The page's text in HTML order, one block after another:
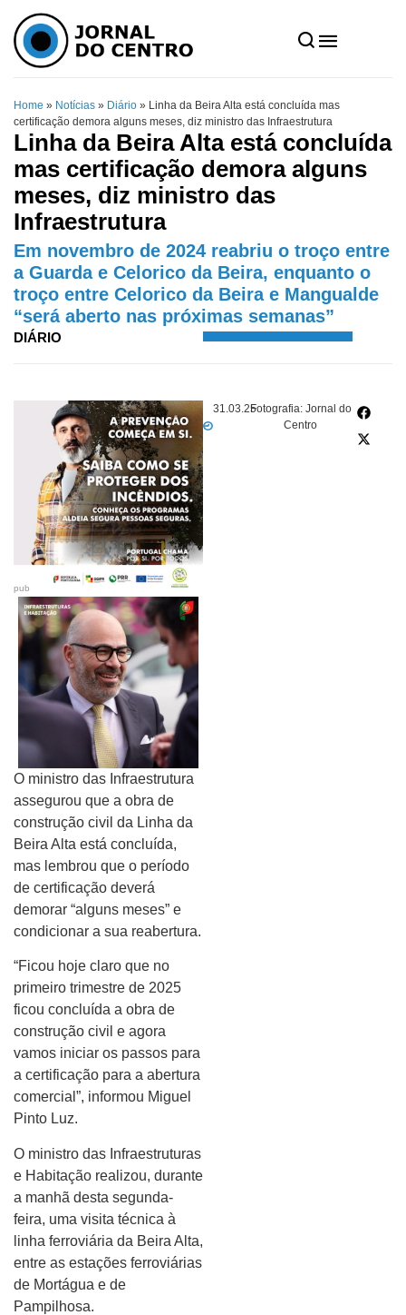
Home » Notícias » Diário » Linha da Beira Alta está concluída mas
certificação demora alguns meses, diz ministro das Infraestrutura
Linha da Beira Alta está concluída
mas certificação demora alguns
meses, diz ministro das
Infraestrutura
Em novembro de 2024 reabriu o troço entre
a Guarda e Celorico da Beira, enquanto o
troço entre Celorico da Beira e Mangualde
“será aberto nas próximas semanas”
DIÁRIO
31.03.25Fotografia: Jornal do
Centro
pub
O ministro das Infraestrutura
assegurou que a obra de
construção civil da Linha da
Beira Alta está concluída,
mas lembrou que o período
de certificação deverá
demorar “alguns meses” e
condicionar a sua reabertura.
“Ficou hoje claro que no
primeiro trimestre de 2025
ficou concluída a obra de
construção civil e agora
vamos iniciar os passos para
a certificação para a abertura
comercial”, informou Miguel
Pinto Luz.
O ministro das Infraestruturas
e Habitação realizou, durante
a manhã desta segunda-
feira, uma visita técnica à
linha ferroviária da Beira Alta,
entre as estações ferroviárias
de Mortágua e de
Pampilhosa.